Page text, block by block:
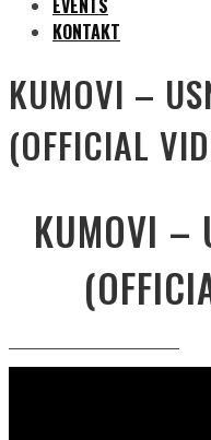
EVENTS
KONTAKT
KUMOVI –
(OFFICIAL
KUMOVI –